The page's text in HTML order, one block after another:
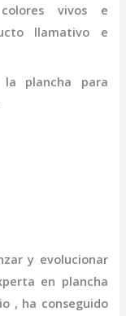
vivos e
llamativo e
la plancha para
y evolucionar
en plancha
, ha conseguido